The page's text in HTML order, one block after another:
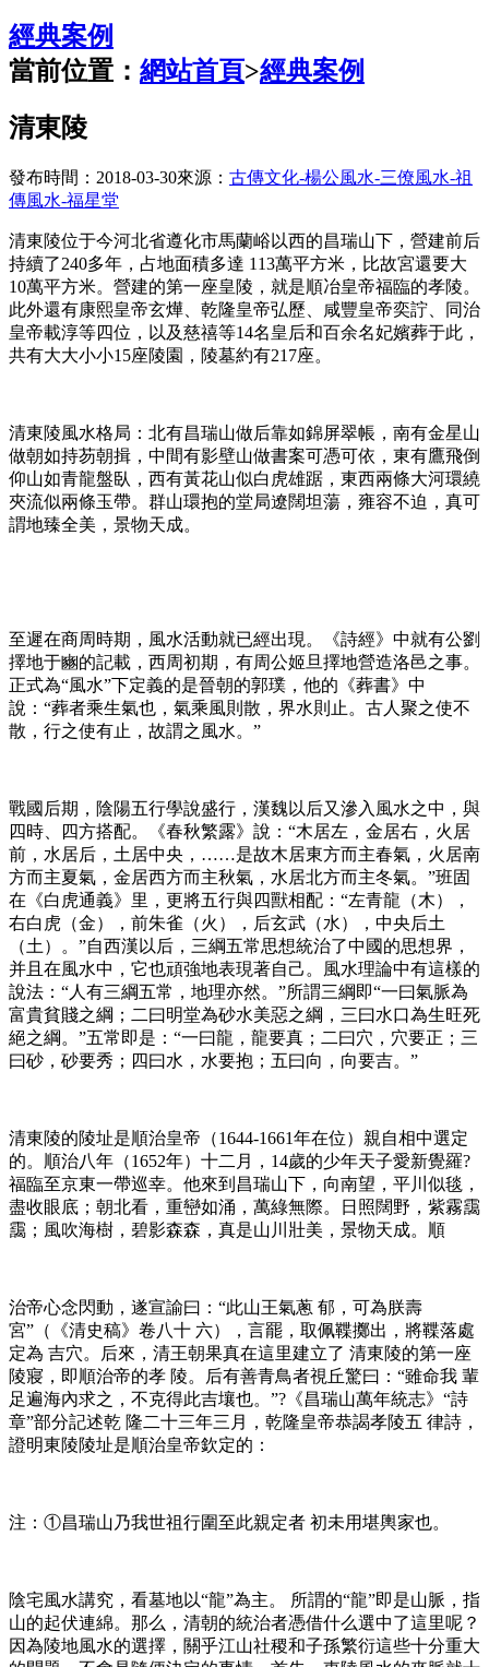
經典案例
當前位置： 網站首頁>經典案例
清東陵
發布時間：2018-03-30來源： 古傳文化-楊公風水-三僚風水-祖
傳風水-福星堂
清東陵位于今河北省遵化市馬蘭峪以西的昌瑞山下，營建前后
持續了240多年，占地面積多達 113萬平方米，比故宮還要大
10萬平方米。營建的第一座皇陵，就是順冶皇帝福臨的孝陵。
此外還有康熙皇帝玄燁、乾隆皇帝弘歷、咸豐皇帝奕詝、同治
皇帝載淳等四位，以及慈禧等14名皇后和百余名妃嬪葬于此，
共有大大小小15座陵園，陵墓約有217座。
清東陵風水格局：北有昌瑞山做后靠如錦屏翠帳，南有金星山
做朝如持芴朝揖，中間有影壁山做書案可憑可依，東有鷹飛倒
仰山如青龍盤臥，西有黃花山似白虎雄踞，東西兩條大河環繞
夾流似兩條玉帶。群山環抱的堂局遼闊坦蕩，雍容不迫，真可
謂地臻全美，景物天成。
至遲在商周時期，風水活動就已經出現。《詩經》中就有公劉
擇地于豳的記載，西周初期，有周公姬旦擇地營造洛邑之事。
正式為“風水”下定義的是晉朝的郭璞，他的《葬書》中
說：“葬者乘生氣也，氣乘風則散，界水則止。古人聚之使不
散，行之使有止，故謂之風水。”
戰國后期，陰陽五行學說盛行，漢魏以后又滲入風水之中，與
四時、四方搭配。《春秋繁露》說：“木居左，金居右，火居
前，水居后，土居中央，……是故木居東方而主春氣，火居南
方而主夏氣，金居西方而主秋氣，水居北方而主冬氣。”班固
在《白虎通義》里，更將五行與四獸相配：“左青龍（木），
右白虎（金），前朱雀（火），后玄武（水），中央后土
（土）。”自西漢以后，三綱五常思想統治了中國的思想界，
并且在風水中，它也頑強地表現著自己。風水理論中有這樣的
說法：“人有三綱五常，地理亦然。”所謂三綱即“一曰氣脈為
富貴貧賤之綱；二曰明堂為砂水美惡之綱，三曰水口為生旺死
絕之綱。”五常即是：“一曰龍，龍要真；二曰穴，穴要正；三
曰砂，砂要秀；四曰水，水要抱；五曰向，向要吉。”
清東陵的陵址是順治皇帝（1644-1661年在位）親自相中選定
的。順治八年（1652年）十二月，14歲的少年天子愛新覺羅?
福臨至京東一帶巡幸。他來到昌瑞山下，向南望，平川似毯，
盡收眼底；朝北看，重巒如涌，萬綠無際。日照闊野，紫霧靄
靄；風吹海樹，碧影森森，真是山川壯美，景物天成。順
治帝心念閃動，遂宣諭曰：“此山王氣蔥 郁，可為朕壽
宮”（《清史稿》卷八十 六），言罷，取佩鞢擲出，將鞢落處
定為 吉穴。后來，清王朝果真在這里建立了 清東陵的第一座
陵寢，即順治帝的孝 陵。后有善青鳥者視丘驚曰：“雖命我 輩
足遍海內求之，不克得此吉壤也。”?《昌瑞山萬年統志》“詩
章”部分記述乾 隆二十三年三月，乾隆皇帝恭謁孝陵五 律詩，
證明東陵陵址是順治皇帝欽定的：
注：①昌瑞山乃我世祖行圍至此親定者 初未用堪輿家也。
陰宅風水講究，看墓地以“龍”為主。 所謂的“龍”即是山脈，指
山的起伏連綿。那么，清朝的統治者憑借什么選中了這里呢？
因為陵地風水的選擇，關乎江山社稷和子孫繁衍這些十分重大